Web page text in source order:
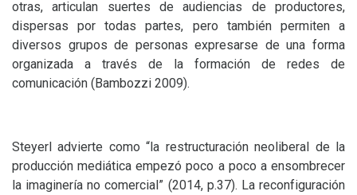
otras, articulan suertes de audiencias de productores,
dispersas por todas partes, pero también permiten a
diversos grupos de personas expresarse de una forma
organizada a través de la formación de redes de
comunicación (Bambozzi 2009).
Steyerl advierte como “la restructuración neoliberal de la
producción mediática empezó poco a poco a ensombrecer
la imaginería no comercial” (2014, p.37). La reconfiguración